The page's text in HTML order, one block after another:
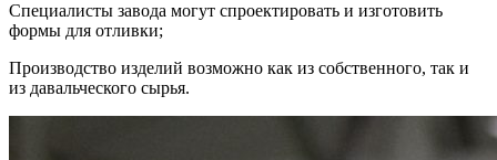
Специалисты завода могут спроектировать и изготовить
формы для отливки;
Производство изделий возможно как из собственного, так и
из давальческого сырья.